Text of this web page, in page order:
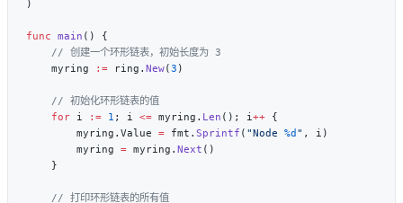
func main
    myring
:= ring. New(3
    for
i := 1 ; i <= myring. Len (); i ++
        myring.Value
= fmt. Sprintf ( "Node %d"
        myring
= myring. Next